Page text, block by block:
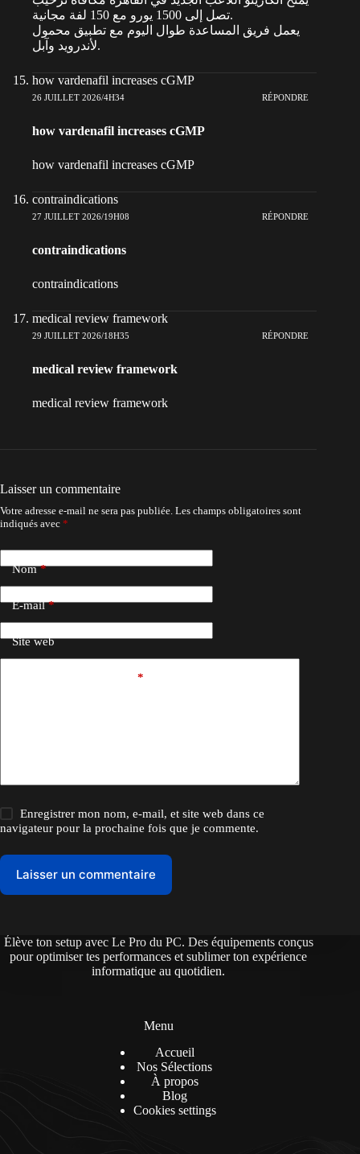
تصل إلى 1500 يورو مع 150 لفة مجانية.
يعمل فريق المساعدة طوال اليوم مع تطبيق محمول
لأندرويد وآبل.
how vardenafil increases cGMP
26 JUILLET 2026/4H34 RÉPONDRE
how vardenafil increases cGMP
how vardenafil increases cGMP
contraindications
27 JUILLET 2026/19H08 RÉPONDRE
contraindications
contraindications
medical review framework
29 JUILLET 2026/18H35 RÉPONDRE
medical review framework
medical review framework
Laisser un commentaire
Votre adresse e-mail ne sera pas publiée. Les champs obligatoires sont
indiqués avec *
Nom*
E-mail*
Site web
*
Enregistrer mon nom, e-mail, et site web dans ce
navigateur pour la prochaine fois que je commente.
Laisser un commentaire
Élève ton setup avec Le Pro du PC. Des équipements conçus
pour optimiser tes performances et sublimer ton expérience
informatique au quotidien.
Menu
Accueil
Nos Sélections
À propos
Blog
Cookies settings